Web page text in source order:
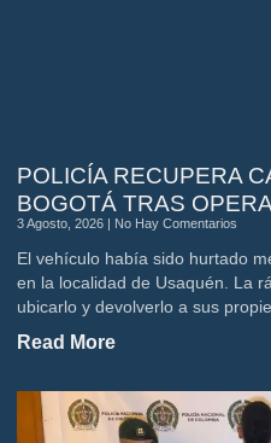
POLICÍA RECUPERA
BOGOTÁ TRAS
3 Agosto, 2026 No Hay Comentarios
El vehículo había sido hurtado
en la localidad de Usaquén. La
ubicarlo y devolverlo a sus
Read More